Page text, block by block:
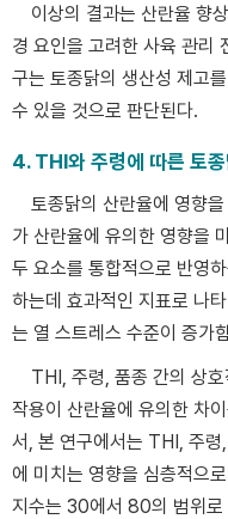
이상의 결과는 산란율 향
경 요인을 고려한 사육 관리
구는 토종닭의 생산성 제고
수 있을 것으로 판단된다.
4. THI와 주령에 따른 토
토종닭의 산란율에 영향
가 산란율에 유의한 영향을
두 요소를 통합적으로 반영
하는데 효과적인 지표로 나
는 열 스트레스 수준이 증가
THI, 주령, 품종 간의 상
작용이 산란율에 유의한 차
서, 본 연구에서는 THI, 주령
에 미치는 영향을 심층적으
지수는 30에서 80의 범위로